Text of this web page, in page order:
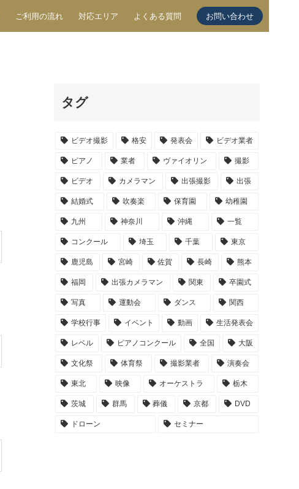
ご利用の流れ 対応エリア よくある質問 お問い合わせ
タグ
ビデオ撮影 格安 発表会 ビデオ業者
ピアノ 業者 ヴァイオリン 撮影
ビデオ カメラマン 出張撮影 出張
結婚式 吹奏楽 保育園 幼稚園
九州 神奈川 沖縄 一覧
コンクール 埼玉 千葉 東京
鹿児島 宮崎 佐賀 長崎 熊本
福岡 出張カメラマン 関東 卒園式
写真 運動会 ダンス 関西
学校行事 イベント 動画 生活発表会
レベル ピアノコンクール 全国 大阪
文化祭 体育祭 撮影業者 演奏会
東北 映像 オーケストラ 栃木
茨城 群馬 葬儀 京都 DVD
ドローン セミナー